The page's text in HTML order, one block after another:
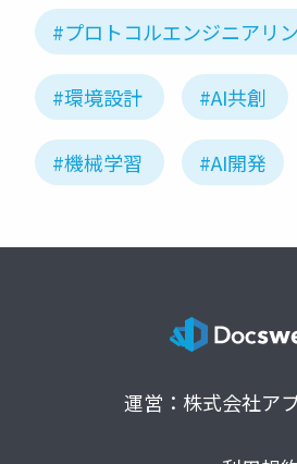
#プロトコルエンジニアリ
#環境設計 #AI共創
#機械学習 #AI開発
運営：株式会社ア